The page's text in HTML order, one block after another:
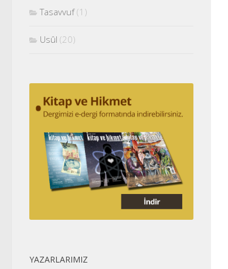
Tasavvuf(1)
Usûl (20)
YAZARLARIMIZ